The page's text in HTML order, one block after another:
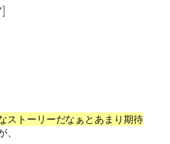
ストーリーだなぁとあまり期待